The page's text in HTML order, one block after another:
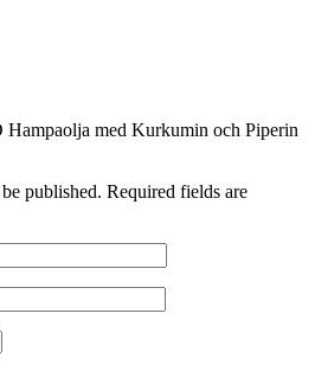
med Kurkumin och Piperin
published. Required fields are